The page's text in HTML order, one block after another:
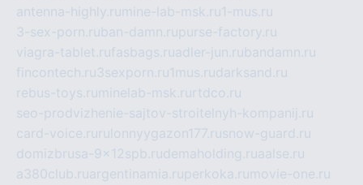
antenna-highly.ru mine-lab-msk.ru1-mus.ru
3-sex-porn.ruban-damn.rupurse-factory.ru
viagra-tablet.rufasbags.ruadler-jun.rubandamn.ru
fincontech.ru3sexporn.ru1mus.rudarksand.ru
rebus-toys.ru minelab-msk.ru rtdco.ru
seo-prodvizhenie-sajtov-stroitelnyh-kompanij.ru
card-voice.ru rulonnyygazon177.rusnow-guard.ru
domizbrusa-9x12spb.rudemaholding.ruaalse.ru
a380club.ruargentinamia.ruperkoka.ru movie-one.ru